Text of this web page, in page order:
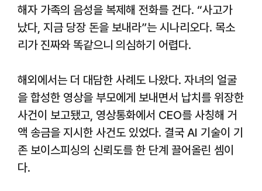
해자 가족의 음성을 복제해 전화를 건다. “사고가
났다, 지금 당장 돈을 보내라”는 시나리오다. 목소
리가 진짜와 똑같으니 의심하기 어렵다.
해외에서는 더 대담한 사례도 나왔다. 자녀의 얼굴
을 합성한 영상을 부모에게 보내면서 납치를 위장한
사건이 보고됐고, 영상통화에서 CEO를 사칭해 거
액 송금을 지시한 사건도 있었다. 결국 AI 기술이 기
존 보이스피싱의 신뢰도를 한 단계 끌어올린 셈이
다.